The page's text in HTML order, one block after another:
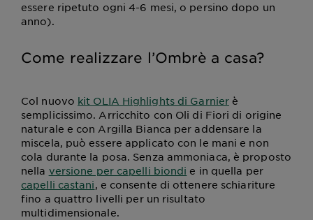
essere ripetuto ogni 4-6 mesi, o persino dopo un
anno).
Come realizzare l’Ombrè a casa?
Col nuovo kit OLIA Highlights di Garnier è
semplicissimo. Arricchito con Oli di Fiori di origine
naturale e con Argilla Bianca per addensare la
miscela, può essere applicato con le mani e non
cola durante la posa. Senza ammoniaca, è proposto
nella versione per capelli biondi e in quella per
capelli castani, e consente di ottenere schiariture
fino a quattro livelli per un risultato
multidimensionale.